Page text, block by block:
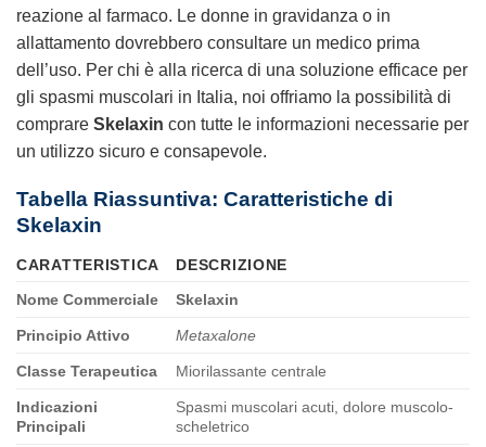
reazione al farmaco. Le donne in gravidanza o in
allattamento dovrebbero consultare un medico prima
dell’uso. Per chi è alla ricerca di una soluzione efficace per
gli spasmi muscolari in Italia, noi offriamo la possibilità di
comprare Skelaxin con tutte le informazioni necessarie per
un utilizzo sicuro e consapevole.
Tabella Riassuntiva: Caratteristiche di
Skelaxin
CARATTERISTICA
DESCRIZIONE
Nome Commerciale
Skelaxin
Principio Attivo Metaxalone
Classe Terapeutica Miorilassante centrale
Indicazioni
Principali
Spasmi muscolari acuti, dolore muscolo-
scheletrico